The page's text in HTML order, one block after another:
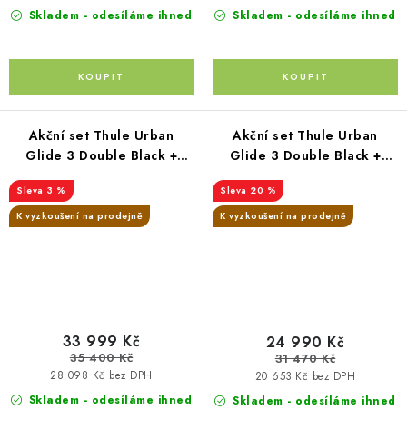
Skladem - odesíláme ihned Skladem - odesíláme ihned
Akční set Thule Urban
Glide 3 Double Black +
korba Tinted taupe +
autosedačka Joie+ i-Base
3 %
K vyzkoušení na prodejně
Skladem - odesíláme ihned
28 098 Kč bez DPH
33 999 Kč
35 400 Kč
Akční set Thule Urban
Glide 3 Double Black +
pláštěnka double +
moskytiéra double + 2x
madlo
20 %
K vyzkoušení na prodejně
Skladem - odesíláme ihned
20 653 Kč bez DPH
24 990 Kč
31 470 Kč